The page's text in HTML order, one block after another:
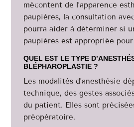
mécontent de l’apparence
paupières, la consultation
pourra aider à déterminer si
paupières est appropriée pour
QUEL EST LE TYPE
BLÉPHAROPLASTIE ?
Les modalités d’anesthésie
technique, des gestes
du patient. Elles sont
préopératoire.